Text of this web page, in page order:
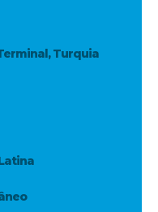
Turquia